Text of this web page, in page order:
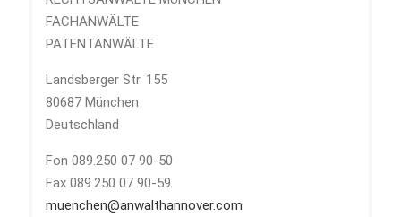
FACHANWÄLTE
PATENTANWÄLTE
Landsberger Str. 155
80687 München
Deutschland
Fon 089.250 07 90-50
Fax 089.250 07 90-59
muenchen@anwalthannover.com